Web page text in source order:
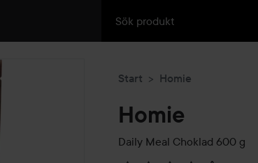
Start Homie
Homie
Daily Meal Choklad 600 g